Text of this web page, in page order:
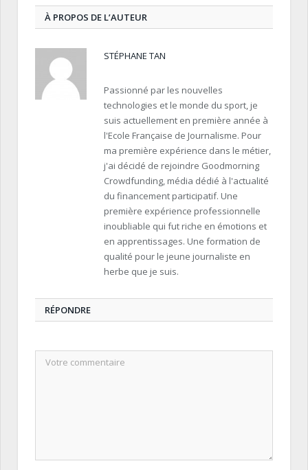
À PROPOS DE L’AUTEUR
STÉPHANE TAN
Passionné par les nouvelles
technologies et le monde du sport, je
suis actuellement en première année à
l'Ecole Française de Journalisme. Pour
ma première expérience dans le métier,
j'ai décidé de rejoindre Goodmorning
Crowdfunding, média dédié à l'actualité
du financement participatif. Une
première expérience professionnelle
inoubliable qui fut riche en émotions et
en apprentissages. Une formation de
qualité pour le jeune journaliste en
herbe que je suis.
RÉPONDRE